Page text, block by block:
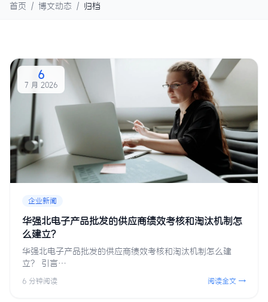
首页 / 博文动态 / 归档
6
7 月 2026
企业新闻
华强北电子产品批发的供应商绩效考核和淘汰机制怎
么建立？
华强北电子产品批发的供应商绩效考核和淘汰机制怎么建
立？ 引言…
6 分钟阅读 阅读全文 →